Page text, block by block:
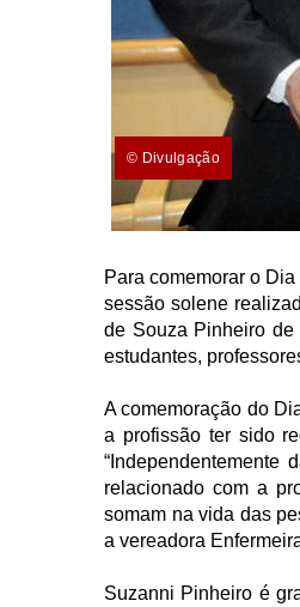
© Divulgação
Para comemorar o
sessão solene
de Souza Pinheiro de
estudantes,
A comemoração do
a profissão ter sido
relacionado com a
somam na vida das
a vereadora
Suzanni Pinheiro é